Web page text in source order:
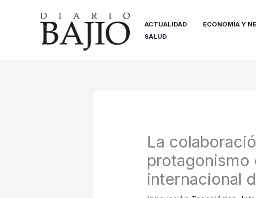
ACTUALIDAD ECONOMÍA Y
SALUD
La
protagonismo
internacional